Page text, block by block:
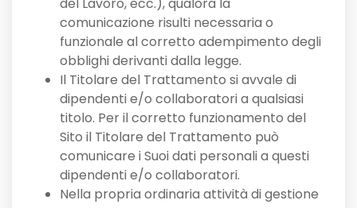
del Lavoro, ecc.), qualora la
comunicazione risulti necessaria o
funzionale al corretto adempimento degli
obblighi derivanti dalla legge.
Il Titolare del Trattamento si avvale di
dipendenti e/o collaboratori a qualsiasi
titolo. Per il corretto funzionamento del
Sito il Titolare del Trattamento può
comunicare i Suoi dati personali a questi
dipendenti e/o collaboratori.
Nella propria ordinaria attività di gestione